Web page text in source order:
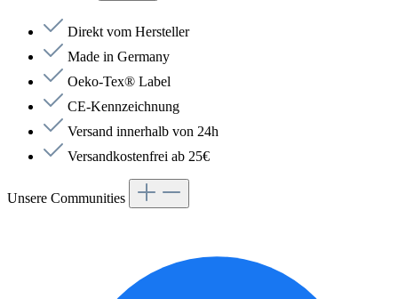
Direkt vom Hersteller
Made in Germany
Oeko-Tex® Label
CE-Kennzeichnung
Versand innerhalb von 24h
Versandkostenfrei ab 25€
Unsere Communities